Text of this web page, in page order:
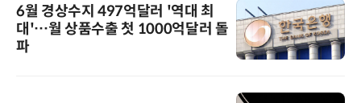
6월 경상수지 497억달러 '역대 최
대'…월 상품수출 첫 1000억달러 돌
파